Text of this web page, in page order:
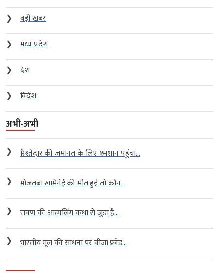
❯
बड़ी खबर
❯
मध्य प्रदेश
❯
देश
❯
विदेश
अभी-अभी
❯ रिश्तेदार की जमानत के लिए श्मशान पहुंचा...
❯ मोजतबा खामेनेई की मौत हुई तो कौन...
❯ रावण की आत्मलिंग कथा से जुड़ा है...
❯ भारतीय मूल की साधना पर वीजा फ्रॉड...